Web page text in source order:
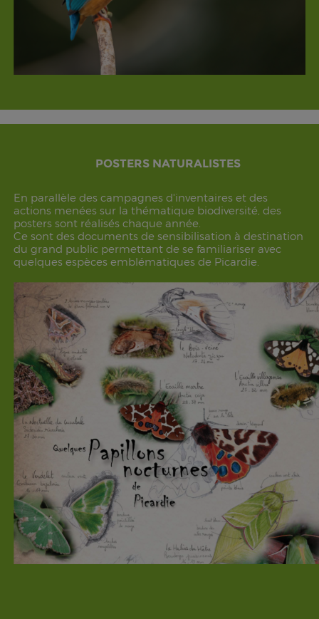
POSTERS NATURALISTES
En parallèle des campagnes d'inventaires et des
actions menées sur la thématique biodiversité, des
posters sont réalisés chaque année.
Ce sont des documents de sensibilisation à destination
du grand public permettant de se familiariser avec
quelques espèces emblématiques de Picardie.